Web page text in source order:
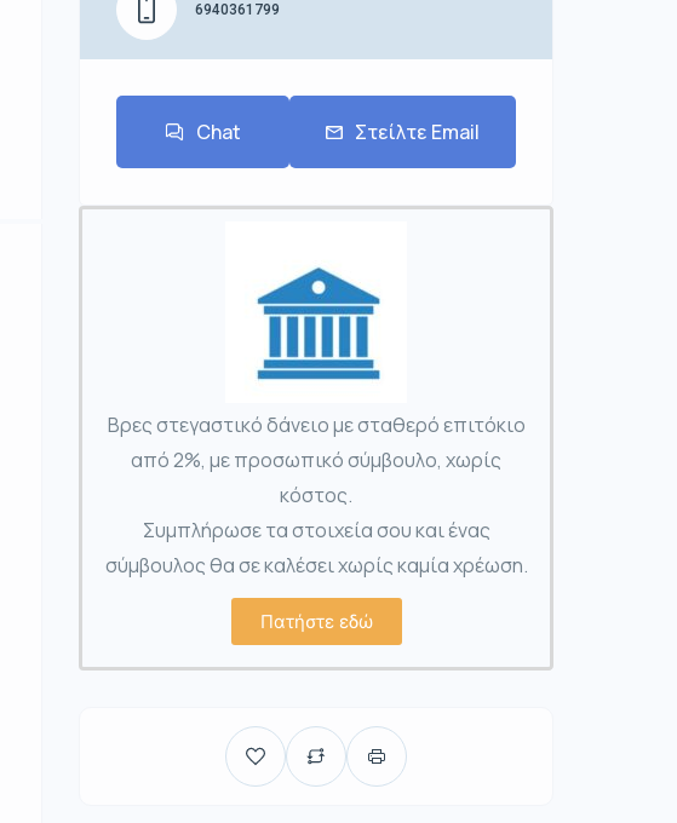
6940361799
Chat Στείλτε Email
Βρες στεγαστικό δάνειο με σταθερό επιτόκιο
από 2%, με προσωπικό σύμβουλο, χωρίς
κόστος.
Συμπλήρωσε τα στοιχεία σου και ένας
σύμβουλος θα σε καλέσει χωρίς καμία χρέωση.
Πατήστε εδώ